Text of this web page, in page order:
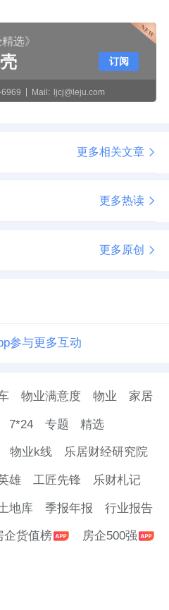
选》
Mail: ljcj@leju.com
订阅
更多相关文章
更多热读
更多原创
参与更多互动
物业满意度 物业 家居
7*24 专题 精选
物业k线 乐居财经研究院
雄 工匠先锋 乐财札记
地库 季报年报 行业报告
企货值榜 房企500强